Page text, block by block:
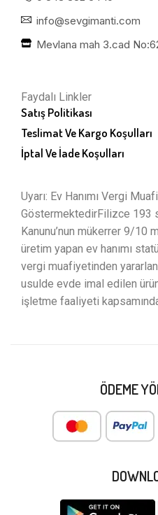
info@sevgimanti.com
Mevlana mah 3.cad
Faydalı Linkler
Satış Politikası
Teslimat Ve Kargo Koşulları
İptal Ve İade Koşulları
Uyarı: Ev Hanımı Vergi
GöstermektedirFilizce 193
Kanunu’nun mükerrer 9/10
üretim yapan ev hanımı
vergi muafiyetinden
usulde evde imal edilen
işletme faaliyeti
ÖDEME